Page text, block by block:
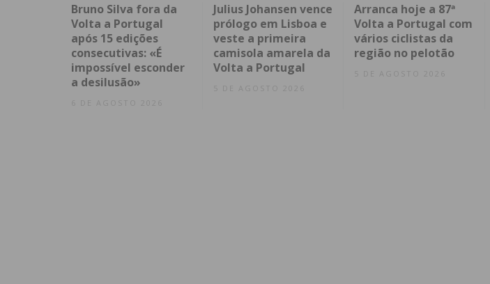
Bruno Silva fora da
Volta a Portugal
após 15 edições
consecutivas: «É
impossível esconder
a desilusão»
6 DE AGOSTO 2026
Julius Johansen vence
prólogo em Lisboa e
veste a primeira
camisola amarela da
Volta a Portugal
5 DE AGOSTO 2026
Arranca hoje a 87ª
Volta a Portugal com
vários ciclistas da
região no pelotão
5 DE AGOSTO 2026